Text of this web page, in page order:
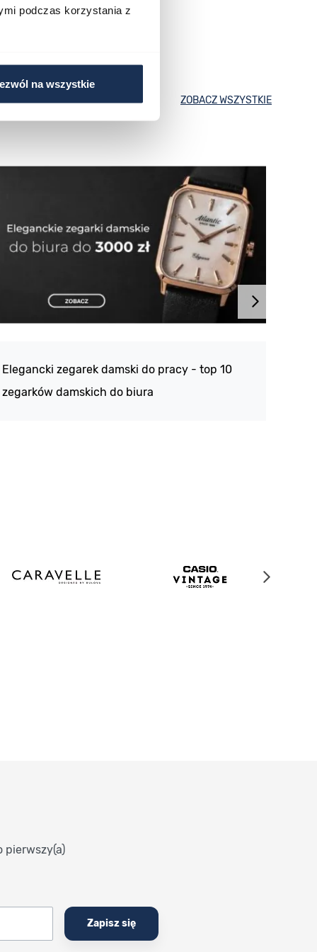
podczas korzystania z
na wszystkie
ZOBACZ WSZYSTKIE
Elegancki zegarek damski do pracy - top 10
zegarków damskich do biura
pierwszy(a)
Zapisz się